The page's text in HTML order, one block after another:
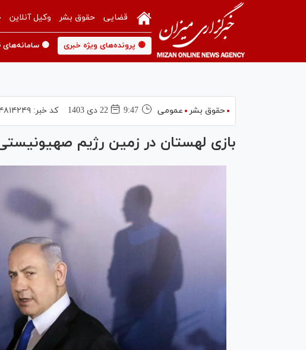
قضایی حقوق بشر وکیل آنلاین
🟡 پرونده‌های ویژه خبری 🟡
حقوق بشر عمومی 9:47 22 دی 1403 کد خبر:
بازی لهستان در زمین رژیم